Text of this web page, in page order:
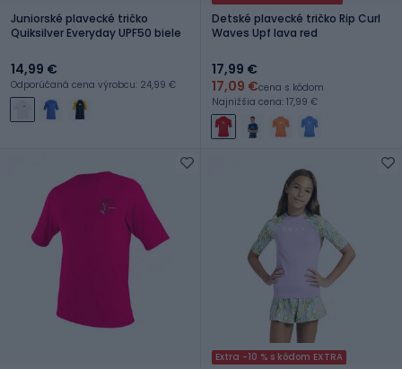
Juniorské plavecké tričko
Quiksilver Everyday UPF50 biele
14,99 €
Odporúčaná cena výrobcu: 24,99 €
Detské plavecké tričko Rip Curl
Waves Upf lava red
17,99 €
17,09 €cena s kódom
Najnižšia cena: 17,99 €
Extra -10 % s kódom EXTRA